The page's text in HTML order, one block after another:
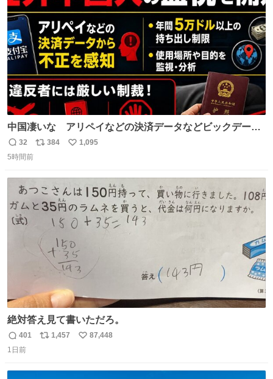
数
中国凄いな アリペイなどの決済データなどビックデータ
で海外にいる中国人の監視をはじめ、多額の資金決済など
があれば帰国命令を出しはじめたらしい。そして、パスポ
返
信
32
リ
ト
384
い
数
1,095
5時間前
絶対答え見て書いただろ。
返
信
401
リ
1,457
い
87,448
1日前